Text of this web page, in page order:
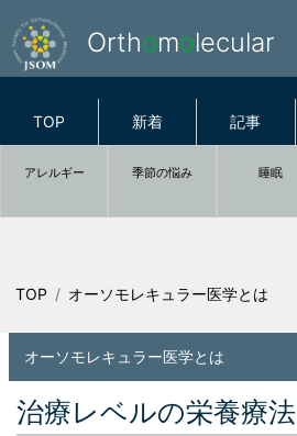
Orthomolecular
TOP 新着 記事
アレルギー 季節の悩み 睡眠
TOP オーソモレキュラー医学とは
オーソモレキュラー医学とは
治療レベルの栄養療法